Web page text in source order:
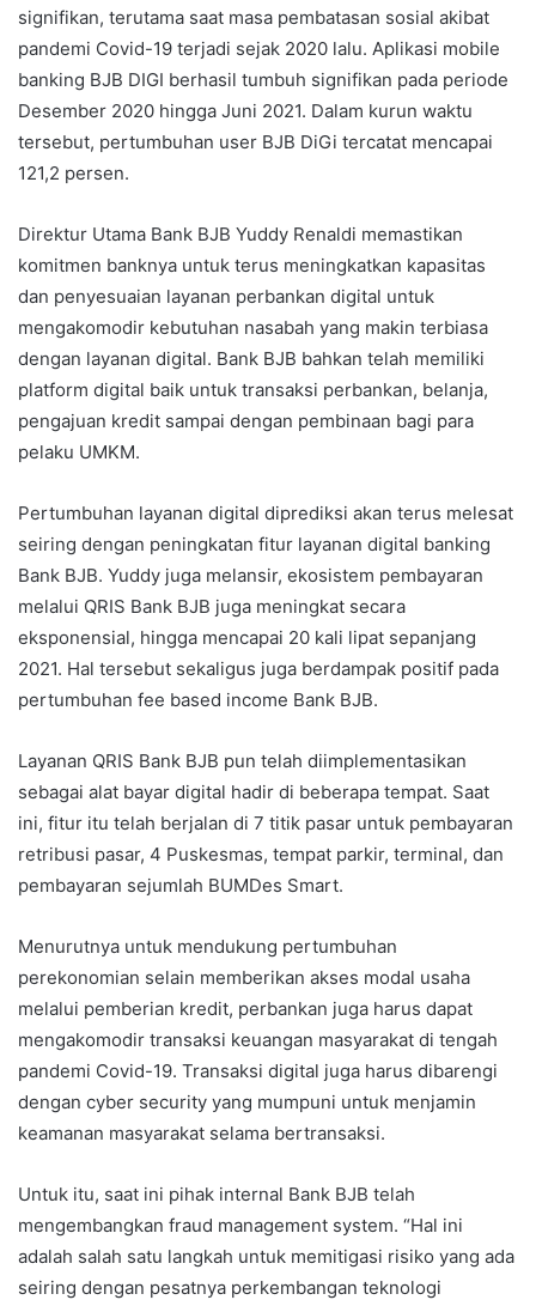
signifikan, terutama saat masa pembatasan sosial akibat
pandemi Covid-19 terjadi sejak 2020 lalu. Aplikasi mobile
banking BJB DIGI berhasil tumbuh signifikan pada periode
Desember 2020 hingga Juni 2021. Dalam kurun waktu
tersebut, pertumbuhan user BJB DiGi tercatat mencapai
121,2 persen.
Direktur Utama Bank BJB Yuddy Renaldi memastikan
komitmen banknya untuk terus meningkatkan kapasitas
dan penyesuaian layanan perbankan digital untuk
mengakomodir kebutuhan nasabah yang makin terbiasa
dengan layanan digital. Bank BJB bahkan telah memiliki
platform digital baik untuk transaksi perbankan, belanja,
pengajuan kredit sampai dengan pembinaan bagi para
pelaku UMKM.
Pertumbuhan layanan digital diprediksi akan terus melesat
seiring dengan peningkatan fitur layanan digital banking
Bank BJB. Yuddy juga melansir, ekosistem pembayaran
melalui QRIS Bank BJB juga meningkat secara
eksponensial, hingga mencapai 20 kali lipat sepanjang
2021. Hal tersebut sekaligus juga berdampak positif pada
pertumbuhan fee based income Bank BJB.
Layanan QRIS Bank BJB pun telah diimplementasikan
sebagai alat bayar digital hadir di beberapa tempat. Saat
ini, fitur itu telah berjalan di 7 titik pasar untuk pembayaran
retribusi pasar, 4 Puskesmas, tempat parkir, terminal, dan
pembayaran sejumlah BUMDes Smart.
Menurutnya untuk mendukung pertumbuhan
perekonomian selain memberikan akses modal usaha
melalui pemberian kredit, perbankan juga harus dapat
mengakomodir transaksi keuangan masyarakat di tengah
pandemi Covid-19. Transaksi digital juga harus dibarengi
dengan cyber security yang mumpuni untuk menjamin
keamanan masyarakat selama bertransaksi.
Untuk itu, saat ini pihak internal Bank BJB telah
mengembangkan fraud management system. “Hal ini
adalah salah satu langkah untuk memitigasi risiko yang ada
seiring dengan pesatnya perkembangan teknologi